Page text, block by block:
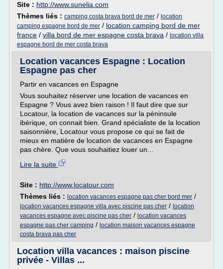
Site : http://www.sunelia.com
Thèmes liés : camping costa brava bord de mer / location
camping espagne bord de mer / location camping bord de mer
france / villa bord de mer espagne costa brava / location villa
espagne bord de mer costa brava
Location vacances Espagne : Location
Espagne pas cher
Partir en vacances en Espagne
Vous souhaitez réserver une location de vacances en
Espagne ? Vous avez bien raison ! Il faut dire que sur
Locatour, la location de vacances sur la péninsule
ibérique, on connait bien. Grand spécialiste de la location
saisonnière, Locatour vous propose ce qui se fait de
mieux en matière de location de vacances en Espagne
pas chère. Que vous souhaitiez louer un...
Lire la suite
Site : http://www.locatour.com
Thèmes liés : location vacances espagne pas cher bord mer /
location vacances espagne villa avec piscine pas cher / location
vacances espagne avec piscine pas cher / location vacances
espagne pas cher camping / location maison vacances espagne
costa brava pas cher
Location villa vacances : maison piscine
privée - Villas ...